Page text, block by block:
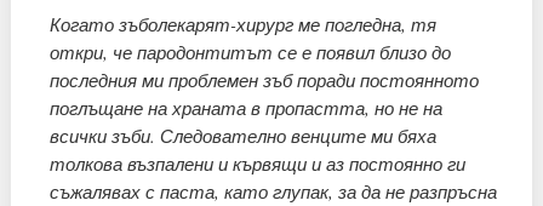
Когато зъболекарят-хирург ме погледна, тя
откри, че пародонтитът се е появил близо до
последния ми проблемен зъб поради постоянното
поглъщане на храната в пропастта, но не на
всички зъби. Следователно венците ми бяха
толкова възпалени и кървящи и аз постоянно ги
съжалявах с паста, като глупак, за да не разпръсна